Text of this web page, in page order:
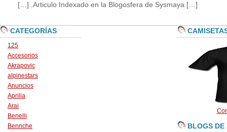
[…] .Articulo Indexado en la Blogosfera de Sysmaya […]
CATEGORÍAS
125
Accesorios
Akrapovic
alpinestars
Anuncios
Aprilia
Arai
Benelli
Bennche
BLOGS DE